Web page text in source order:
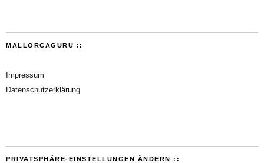
MALLORCAGURU ::
Impressum
Datenschutzerklärung
PRIVATSPHÄRE-EINSTELLUNGEN ÄNDERN ::